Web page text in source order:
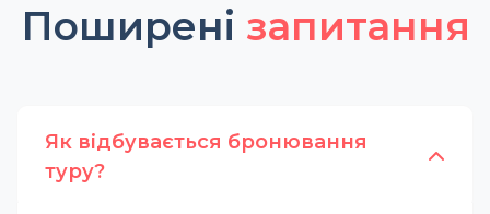
Поширені запитання
Як відбувається бронювання
туру?